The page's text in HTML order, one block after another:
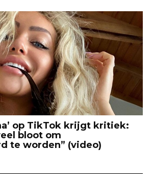
op TikTok krijgt kritiek:
bloot om
te worden” (video)